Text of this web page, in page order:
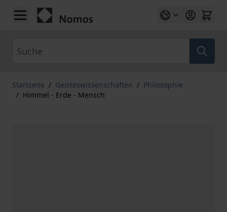
Zum Inhalt springen
Startseite / Geisteswissenschaften / Philosophie
/ Himmel - Erde - Mensch